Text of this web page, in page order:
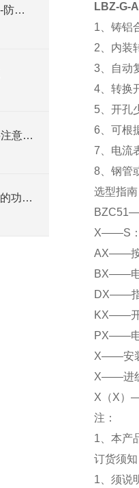
浙江腾轩防爆电器有限公司-防爆配电箱技术要求
1.5P格力防爆空调使用需要注意什么吗？
铝合金防爆配电箱及控制箱的功能特点
LBZ-G-
1、铸铝
2、内装
3、自动
4、转换
5、开孔
6、可根
7、电流
8、钢管
选型指
X——S：
AX——按
BX——电
DX——指
KX——开
PX——电
X——安
X——进
X（X）
注：
1、本产
订货须
1、须说